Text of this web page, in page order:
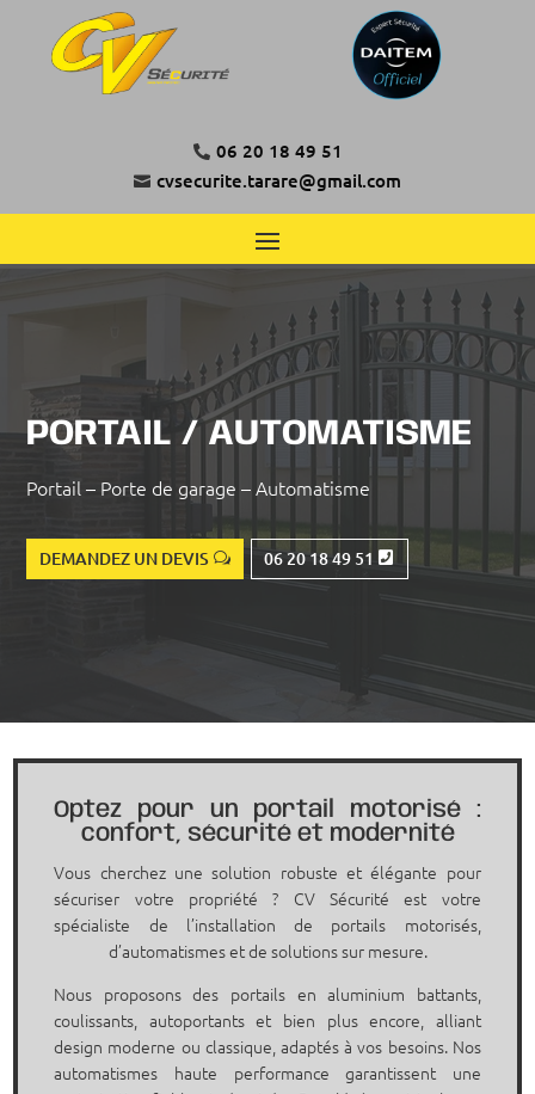
 06 20 18 49 51
 cvsecurite.tarare@gmail.com
PORTAIL / AUTOMATISME
Portail – Porte de garage – Automatisme
DEMANDEZ UN DEVIS 06 20 18 49 51
Optez pour un portail motorisé :
confort, sécurité et modernité
Vous cherchez une solution robuste et élégante pour
sécuriser votre propriété ? CV Sécurité est votre
spécialiste de l’installation de portails motorisés,
d’automatismes et de solutions sur mesure.
Nous proposons des portails en aluminium battants,
coulissants, autoportants et bien plus encore, alliant
design moderne ou classique, adaptés à vos besoins. Nos
automatismes haute performance garantissent une